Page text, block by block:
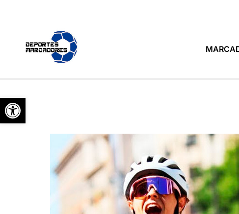
Abrir barra de herramientas